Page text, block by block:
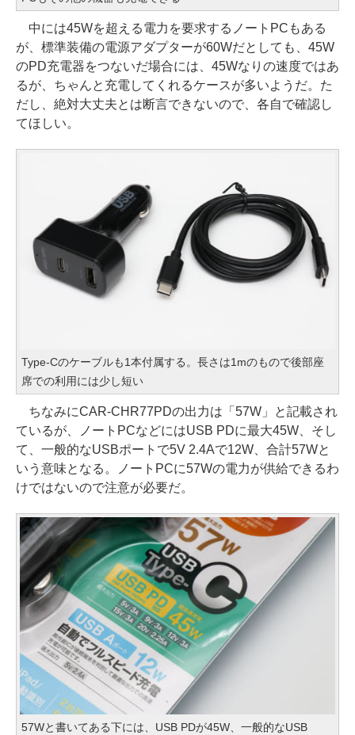
中には45Wを超える電力を要求するノートPCもある
が、標準装備の電源アダプターが60Wだとしても、45W
のPD充電器をつないだ場合には、45Wなりの速度ではあ
るが、ちゃんと充電してくれるケースが多いようだ。た
だし、絶対大丈夫とは断言できないので、各自で確認し
てほしい。
Type-Cのケーブルも1本付属する。長さは1mのもので後部座
席での利用には少し短い
ちなみにCAR-CHR77PDの出力は「57W」と記載され
ているが、ノートPCなどにはUSB PDに最大45W、そし
て、一般的なUSBポートで5V 2.4Aで12W、合計57Wと
いう意味となる。ノートPCに57Wの電力が供給できるわ
けではないので注意が必要だ。
57Wと書いてある下には、USB PDが45W、一般的なUSB